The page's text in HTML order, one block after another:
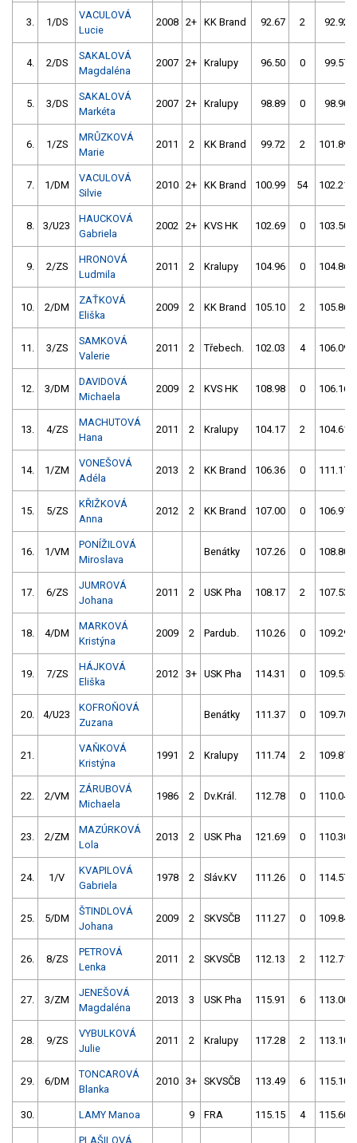
3. 1/DS
VACULOVÁ
Lucie
2008 2+ KK Brand 92.67 2 92.92
4. 2/DS
SAKALOVÁ
Magdaléna
2007 2+ Kralupy 96.50 0 99.57
5. 3/DS
SAKALOVÁ
Markéta
2007 2+ Kralupy 98.89 0 98.90
6. 1/ZS
MRŮZKOVÁ
Marie
2011 2 KK Brand 99.72 2 101.89
7. 1/DM
VACULOVÁ
Silvie
2010 2+ KK Brand 100.99 54 102.21
8. 3/U23
HAUCKOVÁ
Gabriela
2002 2+ KVS HK 102.69 0 103.50
9. 2/ZS
HRONOVÁ
Ludmila
2011 2 Kralupy 104.96 0 104.86
10. 2/DM
ZAŤKOVÁ
Eliška
2009 2 KK Brand 105.10 2 105.86
11. 3/ZS
SAMKOVÁ
Valerie
2011 2 Třebech. 102.03 4 106.09
12. 3/DM
DAVIDOVÁ
Michaela
2009 2 KVS HK 108.98 0 106.16
13. 4/ZS
MACHUTOVÁ
Hana
2011 2 Kralupy 104.17 2 104.61
14. 1/ZM
VONEŠOVÁ
Adéla
2013 2 KK Brand 106.36 0 111.17
15. 5/ZS
KŘIŽKOVÁ
Anna
2012 2 KK Brand 107.00 0 106.97
16. 1/VM
PONÍŽILOVÁ
Miroslava
Benátky 107.26 0 108.80
17. 6/ZS
JUMROVÁ
Johana
2011 2 USK Pha 108.17 2 107.53
18. 4/DM
MARKOVÁ
Kristýna
2009 2 Pardub. 110.26 0 109.29
19. 7/ZS
HÁJKOVÁ
Eliška
2012 3+ USK Pha 114.31 0 109.55
20. 4/U23
KOFROŇOVÁ
Zuzana
Benátky 111.37 0 109.70
21.
VAŇKOVÁ
Kristýna
1991 2 Kralupy 111.74 2 109.87
22. 2/VM
ZÁRUBOVÁ
Michaela
1986 2 Dv.Král. 112.78 0 110.04
23. 2/ZM
MAZÚRKOVÁ
Lola
2013 2 USK Pha 121.69 0 110.30
24. 1/V
KVAPILOVÁ
Gabriela
1978 2 Sláv.KV 111.26 0 114.57
25. 5/DM
ŠTINDLOVÁ
Johana
2009 2 SKVSČB 111.27 0 109.84
26. 8/ZS
PETROVÁ
Lenka
2011 2 SKVSČB 112.13 2 112.71
27. 3/ZM
JENEŠOVÁ
Magdaléna
2013 3 USK Pha 115.91 6 113.00
28. 9/ZS
VYBULKOVÁ
Julie
2011 2 Kralupy 117.28 2 113.10
29. 6/DM
TONCAROVÁ
Blanka
2010 3+ SKVSČB 113.49 6 115.10
30. LAMY Manoa 9 FRA 115.15 4 115.60
PLAŠILOVÁ